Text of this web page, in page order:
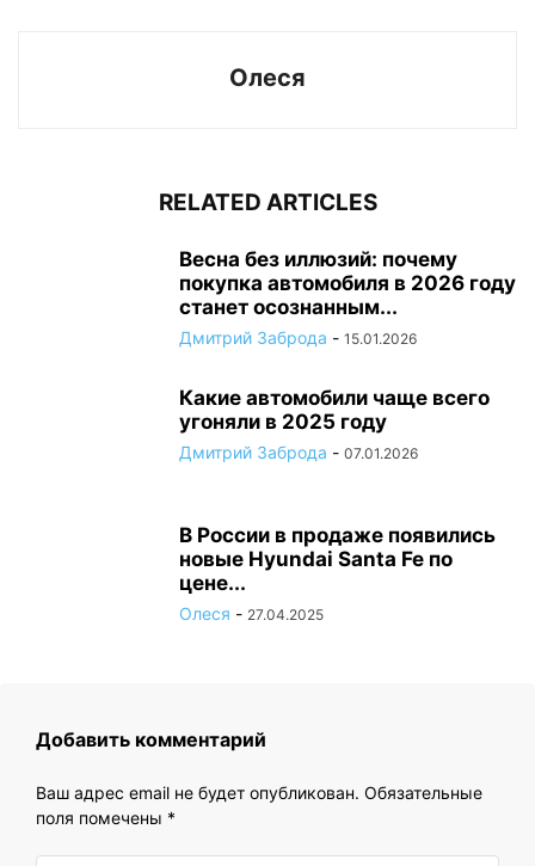
Олеся
RELATED ARTICLES
Весна без иллюзий: почему
покупка автомобиля в 2026 году
станет осознанным...
Дмитрий Заброда - 15.01.2026
Какие автомобили чаще всего
угоняли в 2025 году
Дмитрий Заброда - 07.01.2026
В России в продаже появились
новые Hyundai Santa Fe по
цене...
Олеся - 27.04.2025
Добавить комментарий
Ваш адрес email не будет опубликован. Обязательные
поля помечены *